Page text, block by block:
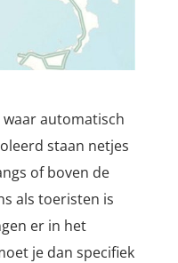
waar automatisch
staan netjes
of boven de
als toeristen is
er in het
je dan specifiek